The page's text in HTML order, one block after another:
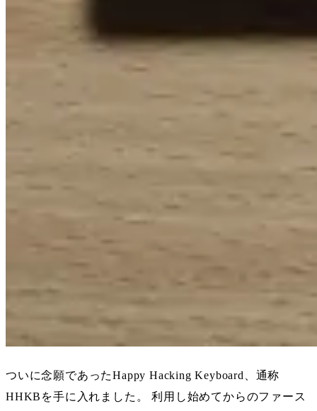
ついに念願であったHappy Hacking Keyboard、通称
HHKBを手に入れました。 利用し始めてからのファース